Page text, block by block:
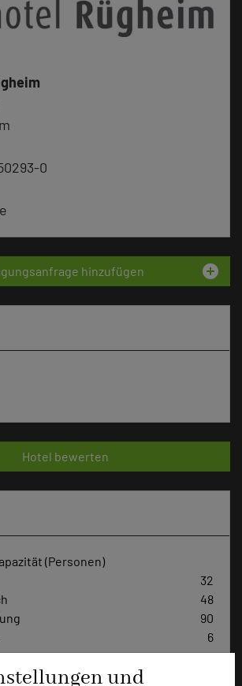
und
0
hinzufügen add_circle
Hotel bewerten
(Personen)
32
48
90
6